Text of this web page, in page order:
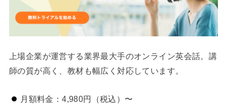
上場企業が運営する業界最大手のオンライン英会話。講
師の質が高く、教材も幅広く対応しています。
月額料金：4,980円（税込）〜